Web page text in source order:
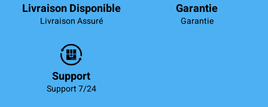
Livraison Disponible
Livraison Assuré
Garantie
Garantie
Support
Support 7/24